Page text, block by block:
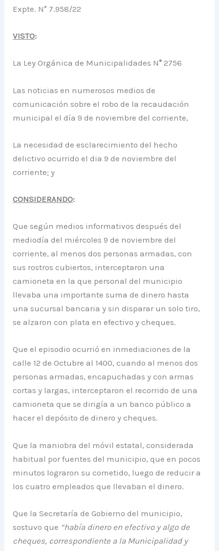
Expte. N° 7.958/22
VISTO:
La Ley Orgánica de Municipalidades N° 2756
Las noticias en numerosos medios de
comunicación sobre el robo de la recaudación
municipal el día 9 de noviembre del corriente,
La necesidad de esclarecimiento del hecho
delictivo ocurrido el dia 9 de noviembre del
corriente; y
CONSIDERANDO:
Que según medios informativos después del
mediodía del miércoles 9 de noviembre del
corriente, al menos dos personas armadas, con
sus rostros cubiertos, interceptaron una
camioneta en la que personal del municipio
llevaba una importante suma de dinero hasta
una sucursal bancaria y sin disparar un solo tiro,
se alzaron con plata en efectivo y cheques.
Que el episodio ocurrió en inmediaciones de la
calle 12 de Octubre al 1400, cuando al menos dos
personas armadas, encapuchadas y con armas
cortas y largas, interceptaron el recorrido de una
camioneta que se dirigía a un banco público a
hacer el depósito de dinero y cheques.
Que la maniobra del móvil estatal, considerada
habitual por fuentes del municipio, que en pocos
minutos lograron su cometido, luego de reducir a
los cuatro empleados que llevaban el dinero.
Que la Secretaría de Gobierno del municipio,
sostuvo que “había dinero en efectivo y algo de
cheques, correspondiente a la Municipalidad y